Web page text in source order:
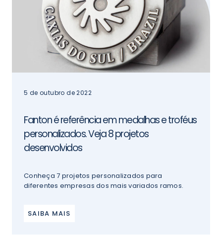
Fanton é referência em medalhas e troféus
personalizados. Veja 8 projetos
desenvolvidos
5 de outubro de 2022
Conheça 7 projetos personalizados para
diferentes empresas dos mais variados ramos.
SAIBA MAIS